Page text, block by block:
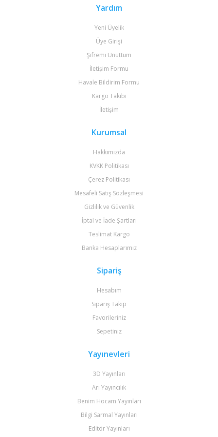
Yardım
Yeni Üyelik
Üye Girişi
Şifremi Unuttum
İletişim Formu
Havale Bildirim Formu
Kargo Takibi
İletişim
Kurumsal
Hakkımızda
KVKK Politikası
Çerez Politikası
Mesafeli Satış Sözleşmesi
Gizlilik ve Güvenlik
İptal ve İade Şartları
Teslimat Kargo
Banka Hesaplarımız
Sipariş
Hesabım
Sipariş Takip
Favorileriniz
Sepetiniz
Yayınevleri
3D Yayınları
Arı Yayıncılık
Benim Hocam Yayınları
Bilgi Sarmal Yayınları
Editör Yayınları